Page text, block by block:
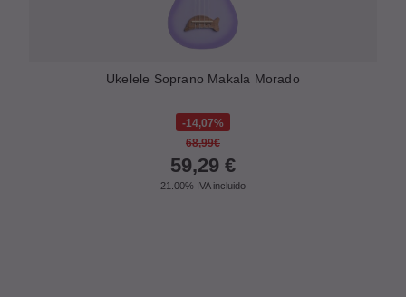
Ukelele Soprano Makala Morado
14,07%
68,99€
59,29 €
21.00% IVA incluido